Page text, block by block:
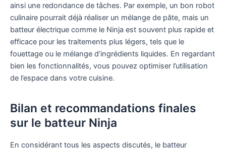
ainsi une redondance de tâches. Par exemple, un bon robot
culinaire pourrait déjà réaliser un mélange de pâte, mais un
batteur électrique comme le Ninja est souvent plus rapide et
efficace pour les traitements plus légers, tels que le
fouettage ou le mélange d’ingrédients liquides. En regardant
bien les fonctionnalités, vous pouvez optimiser l’utilisation
de l’espace dans votre cuisine.
Bilan et recommandations finales
sur le batteur Ninja
En considérant tous les aspects discutés, le batteur